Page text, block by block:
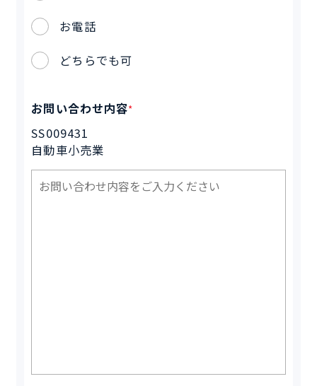
お電話
どちらでも可
お問い合わせ内容*
SS009431
自動車小売業